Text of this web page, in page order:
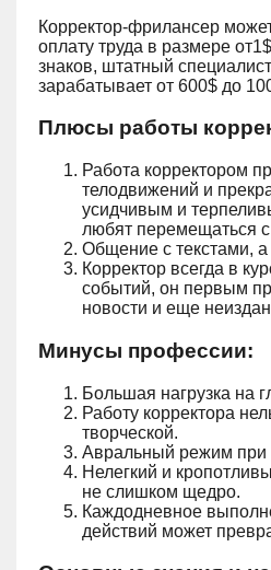
Корректор-фрилансер
оплату труда в размере
знаков, штатный
зарабатывает от 600$ до
Плюсы работы
Работа корректором
телодвижений и
усидчивым и
любят перемещаться
Общение с текстами,
Корректор всегда в
событий, он первым
новости и еще
Минусы профессии:
Большая нагрузка на
Работу корректора
творческой.
Авральный режим при
Нелегкий и
не слишком щедро.
Каждодневное
действий может